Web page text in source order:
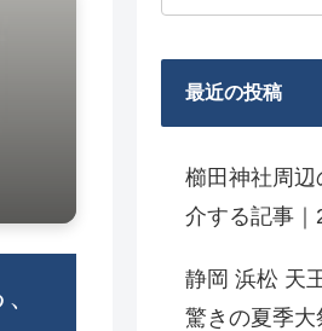
最近の投稿
櫛田神社周
介する記事｜
静岡 浜松 天
驚きの夏季大